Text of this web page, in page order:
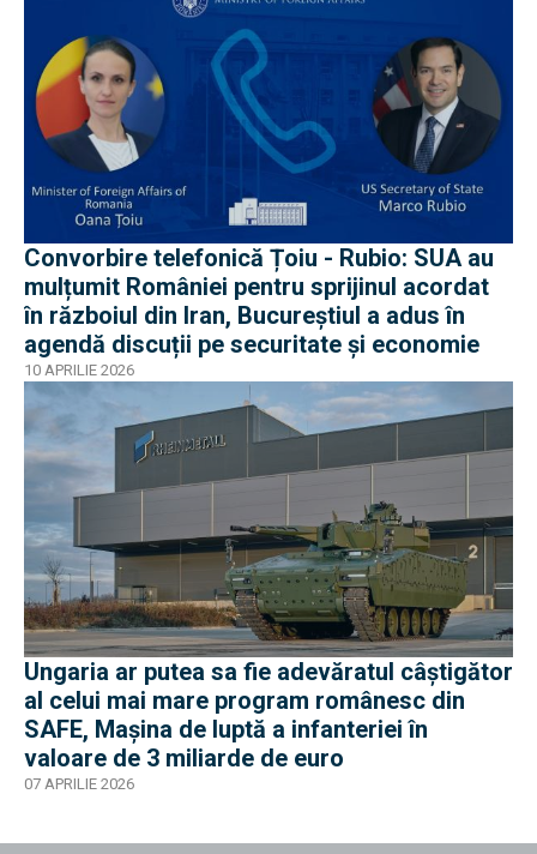
Convorbire telefonică Țoiu - Rubio: SUA au
mulțumit României pentru sprijinul acordat
în războiul din Iran, Bucureștiul a adus în
agendă discuții pe securitate și economie
10 APRILIE 2026
Ungaria ar putea sa fie adevăratul câștigător
al celui mai mare program românesc din
SAFE, Mașina de luptă a infanteriei în
valoare de 3 miliarde de euro
07 APRILIE 2026